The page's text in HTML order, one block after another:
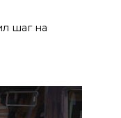
шаг на